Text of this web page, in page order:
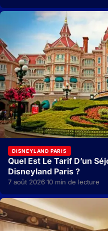
DISNEYLAND PARIS
Quel Est Le Tarif D’un
Disneyland Paris ?
7 août 2026·10 min de lecture